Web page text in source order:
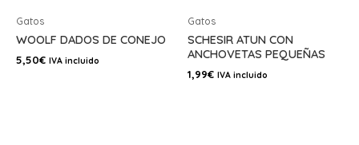
Gatos
WOOLF DADOS DE CONEJO
5,50€ IVA incluido
Gatos
SCHESIR ATUN CON
ANCHOVETAS PEQUEÑAS
1,99€ IVA incluido